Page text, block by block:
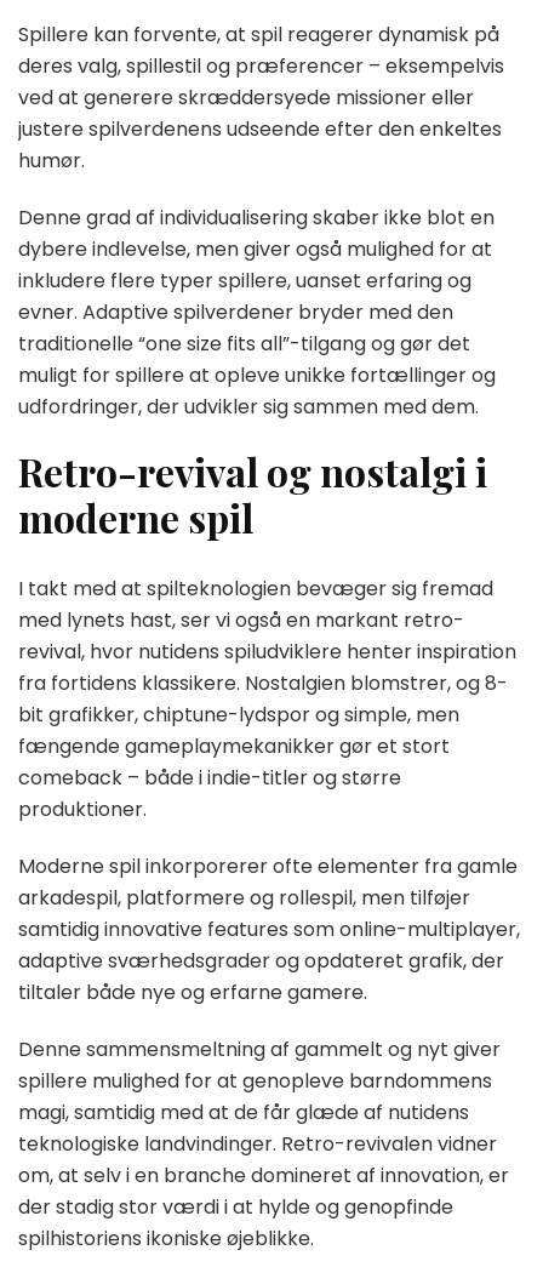
Spillere kan forvente, at spil reagerer dynamisk på
deres valg, spillestil og præferencer – eksempelvis
ved at generere skræddersyede missioner eller
justere spilverdenens udseende efter den enkeltes
humør.
Denne grad af individualisering skaber ikke blot en
dybere indlevelse, men giver også mulighed for at
inkludere flere typer spillere, uanset erfaring og
evner. Adaptive spilverdener bryder med den
traditionelle “one size fits all”-tilgang og gør det
muligt for spillere at opleve unikke fortællinger og
udfordringer, der udvikler sig sammen med dem.
Retro-revival og nostalgi i
moderne spil
I takt med at spilteknologien bevæger sig fremad
med lynets hast, ser vi også en markant retro-
revival, hvor nutidens spiludviklere henter inspiration
fra fortidens klassikere. Nostalgien blomstrer, og 8-
bit grafikker, chiptune-lydspor og simple, men
fængende gameplaymekanikker gør et stort
comeback – både i indie-titler og større
produktioner.
Moderne spil inkorporerer ofte elementer fra gamle
arkadespil, platformere og rollespil, men tilføjer
samtidig innovative features som online-multiplayer,
adaptive sværhedsgrader og opdateret grafik, der
tiltaler både nye og erfarne gamere.
Denne sammensmeltning af gammelt og nyt giver
spillere mulighed for at genopleve barndommens
magi, samtidig med at de får glæde af nutidens
teknologiske landvindinger. Retro-revivalen vidner
om, at selv i en branche domineret af innovation, er
der stadig stor værdi i at hylde og genopfinde
spilhistoriens ikoniske øjeblikke.